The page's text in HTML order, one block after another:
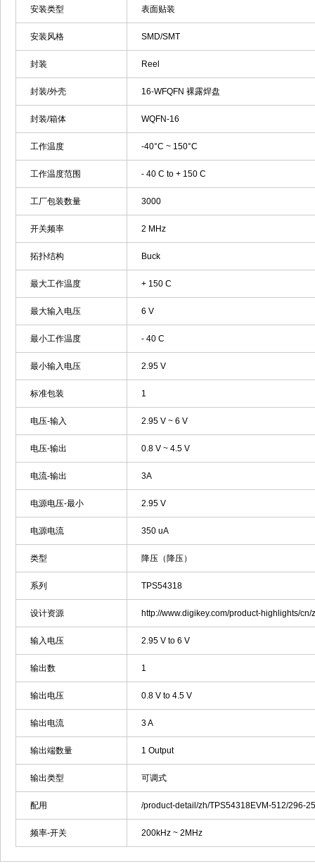
安装类型 表面贴装
安装风格 SMD/SMT
封装 Reel
封装/外壳 16-WFQFN 裸露焊盘
封装/箱体 WQFN-16
工作温度 -40°C ~ 150°C
工作温度范围 - 40 C to + 150 C
工厂包装数量 3000
开关频率 2 MHz
拓扑结构 Buck
最大工作温度 + 150 C
最大输入电压 6 V
最小工作温度 - 40 C
最小输入电压 2.95 V
标准包装 1
电压-输入 2.95 V ~ 6 V
电压-输出 0.8 V ~ 4.5 V
电流-输出 3A
电源电压-最小 2.95 V
电源电流 350 uA
类型 降压（降压）
系列 TPS54318
设计资源 http://www.digikey.com/product-highlights/
输入电压 2.95 V to 6 V
输出数 1
输出电压 0.8 V to 4.5 V
输出电流 3 A
输出端数量 1 Output
输出类型 可调式
配用 /product-detail/zh/TPS54318EVM-512/296-
频率-开关 200kHz ~ 2MHz